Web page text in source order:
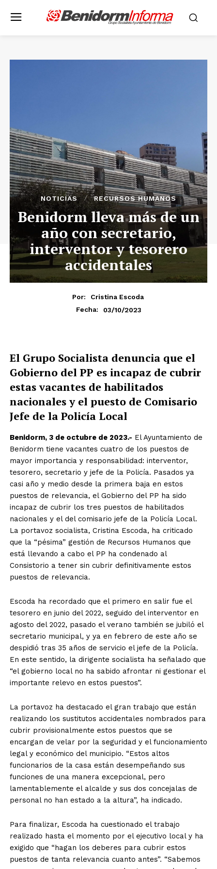
NOTICIAS RECURSOS HUMANOS
Benidorm lleva más de un
año con secretario,
interventor y tesorero
accidentales
Por:
Cristina Escoda
Fecha:
03/10/2023
El Grupo Socialista denuncia que el
Gobierno del PP es incapaz de cubrir
estas vacantes de habilitados
nacionales y el puesto de Comisario
Jefe de la Policía Local
Benidorm, 3 de octubre de 2023.- El Ayuntamiento de
Benidorm tiene vacantes cuatro de los puestos de
mayor importancia y responsabilidad: interventor,
tesorero, secretario y jefe de la Policía. Pasados ya
casi año y medio desde la primera baja en estos
puestos de relevancia, el Gobierno del PP ha sido
incapaz de cubrir los tres puestos de habilitados
nacionales y el del comisario jefe de la Policía Local.
La portavoz socialista, Cristina Escoda, ha criticado
que la “pésima” gestión de Recursos Humanos que
está llevando a cabo el PP ha condenado al
Consistorio a tener sin cubrir definitivamente estos
puestos de relevancia.
Escoda ha recordado que el primero en salir fue el
tesorero en junio del 2022, seguido del interventor en
agosto del 2022, pasado el verano también se jubiló el
secretario municipal, y ya en febrero de este año se
despidió tras 35 años de servicio el jefe de la Policía.
En este sentido, la dirigente socialista ha señalado que
“el gobierno local no ha sabido afrontar ni gestionar el
importante relevo en estos puestos”.
La portavoz ha destacado el gran trabajo que están
realizando los sustitutos accidentales nombrados para
cubrir provisionalmente estos puestos que se
encargan de velar por la seguridad y el funcionamiento
legal y económico del municipio. “Estos altos
funcionarios de la casa están desempeñando sus
funciones de una manera excepcional, pero
lamentablemente el alcalde y sus dos concejalas de
personal no han estado a la altura”, ha indicado.
Para finalizar, Escoda ha cuestionado el trabajo
realizado hasta el momento por el ejecutivo local y ha
exigido que “hagan los deberes para cubrir estos
puestos de tanta relevancia cuanto antes”. “Sabemos